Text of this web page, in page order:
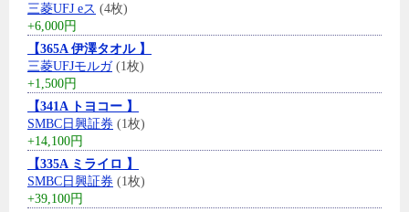
三菱UFJ eス (4枚)
+6,000円
【365A 伊澤タオル 】
三菱UFJモルガ(1枚)
+1,500円
【341A トヨコー 】
SMBC日興証券 (1枚)
+14,100円
【335A ミライロ 】
SMBC日興証券 (1枚)
+39,100円